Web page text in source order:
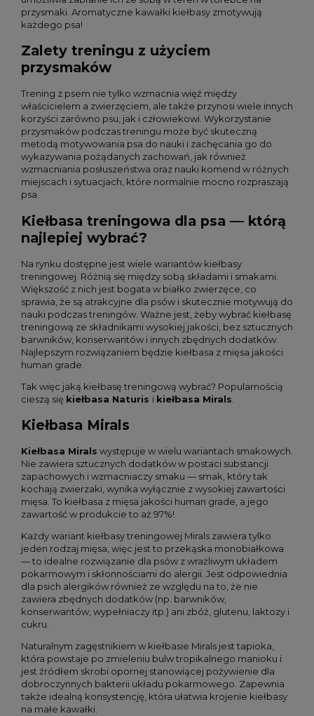
przysmaki. Aromatyczne kawałki kiełbasy zmotywują
każdego psa!
Zalety treningu z użyciem
przysmaków
Trening z psem nie tylko wzmacnia więź między
właścicielem a zwierzęciem, ale także przynosi wiele innych
korzyści zarówno psu, jak i człowiekowi. Wykorzystanie
przysmaków podczas treningu może być skuteczną
metodą motywowania psa do nauki i zachęcania go do
wykazywania pożądanych zachowań, jak również
wzmacniania posłuszeństwa oraz nauki komend w różnych
miejscach i sytuacjach, które normalnie mocno rozpraszają
psa.
Kiełbasa treningowa dla psa — którą
najlepiej wybrać?
Na rynku dostępne jest wiele wariantów kiełbasy
treningowej. Różnią się między sobą składami i smakami.
Większość z nich jest bogata w białko zwierzęce, co
sprawia, że są atrakcyjne dla psów i skutecznie motywują do
nauki podczas treningów. Ważne jest, żeby wybrać kiełbasę
treningową ze składnikami wysokiej jakości, bez sztucznych
barwników, konserwantów i innych zbędnych dodatków.
Najlepszym rozwiązaniem będzie kiełbasa z mięsa jakości
human grade.
Tak więc jaką kiełbasę treningową wybrać? Popularnością
cieszą się kiełbasa Naturis i kiełbasa Mirals
Kiełbasa Mirals
Kiełbasa Mirals występuje w wielu wariantach smakowych.
Nie zawiera sztucznych dodatków w postaci substancji
zapachowych i wzmacniaczy smaku — smak, który tak
kochają zwierzaki, wynika wyłącznie z wysokiej zawartości
mięsa. To kiełbasa z mięsa jakości human grade, a jego
zawartość w produkcie to aż 97%!
Każdy wariant kiełbasy treningowej Mirals zawiera tylko
jeden rodzaj mięsa, więc jest to przekąska monobiałkowa
— to idealne rozwiązanie dla psów z wrażliwym układem
pokarmowym i skłonnościami do alergii. Jest odpowiednia
dla psich alergików również ze względu na to, że nie
zawiera zbędnych dodatków (np. barwników,
konserwantów, wypełniaczy itp.) ani zbóż, glutenu, laktozy i
cukru.
Naturalnym zagęstnikiem w kiełbasie Mirals jest tapioka,
która powstaje po zmieleniu bulw tropikalnego manioku i
jest źródłem skrobi opornej stanowiącej pożywienie dla
dobroczynnych bakterii układu pokarmowego. Zapewnia
także idealną konsystencję, która ułatwia krojenie kiełbasy
na małe kawałki.